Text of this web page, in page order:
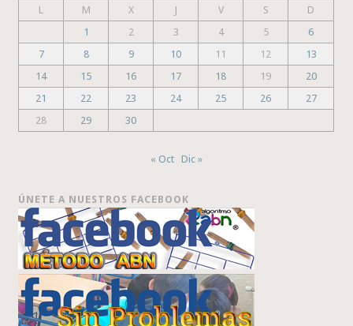
L
M X J V S
D
1
2 3 4 5
6
7
8 9 10 11 12
13
14
15 16 17 18 19
20
21
22 23 24 25 26
27
28
29 30
« Oct Dic »
ÚNETE A NUESTROS FACEBOOK